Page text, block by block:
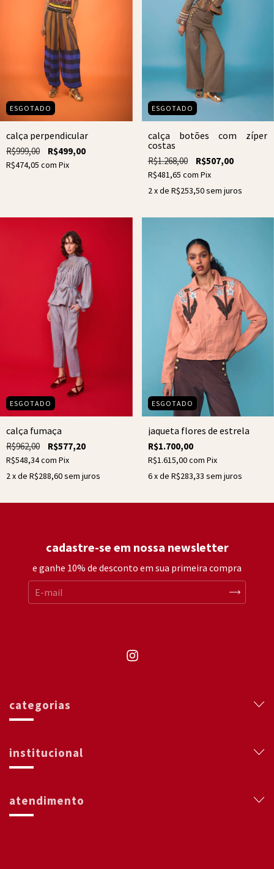
ESGOTADO
calça perpendicular
R$999,00 R$499,00
R$474,05 com Pix
ESGOTADO
calça botões com zíper
costas
R$1.268,00 R$507,00
R$481,65 com Pix
2x de R$253,50sem juros
ESGOTADO
calça fumaça
R$962,00 R$577,20
R$548,34com Pix
2x de R$288,60sem juros
ESGOTADO
jaqueta flores de estrela
R$1.700,00
R$1.615,00com Pix
6x de R$283,33 sem juros
cadastre-se em nossa newsletter
e ganhe 10% de desconto em sua primeira compra
categorias
institucional
atendimento